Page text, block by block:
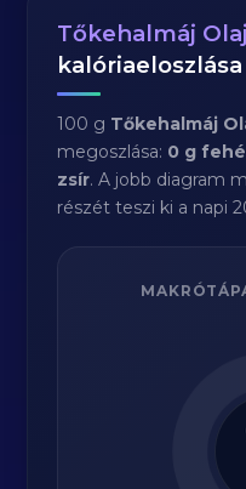
Tőkehalmáj Olaj
kalóriaeloszlása
100 g Tőkehalmáj
megoszlása: 0 g
zsír. A jobb diagram
részét teszi ki a napi